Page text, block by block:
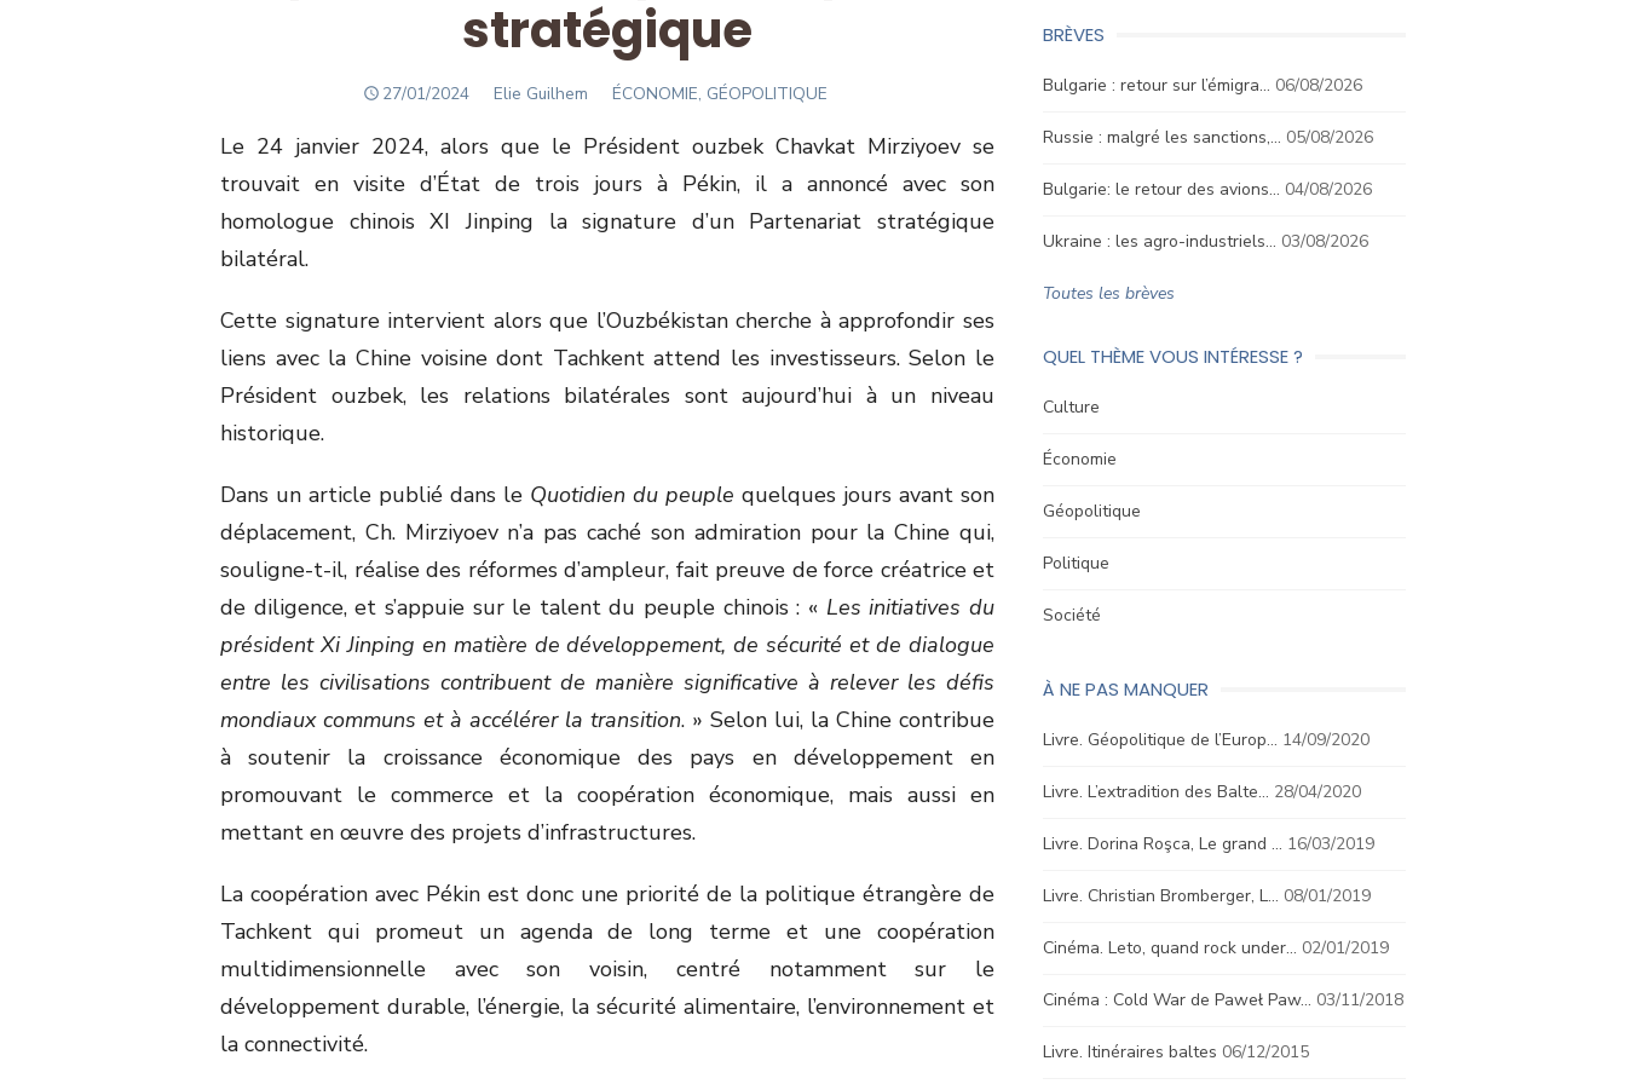
stratégique
POSTED
27/01/2024 Author
Elie Guilhem ÉCONOMIE, GÉOPOLITIQUE
Le 24 janvier 2024, alors que le Président ouzbek Chavkat Mirziyoev se
trouvait en visite d’État de trois jours à Pékin, il a annoncé avec son
homologue chinois XI Jinping la signature d’un Partenariat stratégique
bilatéral.
Cette signature intervient alors que l’Ouzbékistan cherche à approfondir ses
liens avec la Chine voisine dont Tachkent attend les investisseurs. Selon le
Président ouzbek, les relations bilatérales sont aujourd’hui à un niveau
historique.
Dans un article publié dans le Quotidien du peuple quelques jours avant son
déplacement, Ch. Mirziyoev n’a pas caché son admiration pour la Chine qui,
souligne-t-il, réalise des réformes d’ampleur, fait preuve de force créatrice et
de diligence, et s’appuie sur le talent du peuple chinois : « Les initiatives du
président Xi Jinping en matière de développement, de sécurité et de dialogue
entre les civilisations contribuent de manière significative à relever les défis
mondiaux communs et à accélérer la transition. » Selon lui, la Chine contribue
à soutenir la croissance économique des pays en développement en
promouvant le commerce et la coopération économique, mais aussi en
mettant en œuvre des projets d’infrastructures.
La coopération avec Pékin est donc une priorité de la politique étrangère de
Tachkent qui promeut un agenda de long terme et une coopération
multidimensionnelle avec son voisin, centré notamment sur le
développement durable, l’énergie, la sécurité alimentaire, l’environnement et
la connectivité.
BRÈVES
Bulgarie : retour sur l’émigra… 06/08/2026
Russie : malgré les sanctions,… 05/08/2026
Bulgarie: le retour des avions… 04/08/2026
Ukraine : les agro-industriels… 03/08/2026
Toutes les brèves
QUEL THÈME VOUS INTÉRESSE ?
Culture
Économie
Géopolitique
Politique
Société
À NE PAS MANQUER
Livre. Géopolitique de l’Europ… 14/09/2020
Livre. L’extradition des Balte… 28/04/2020
Livre. Dorina Roşca, Le grand … 16/03/2019
Livre. Christian Bromberger, L… 08/01/2019
Cinéma. Leto, quand rock under… 02/01/2019
Cinéma : Cold War de Paweł Paw… 03/11/2018
Livre. Itinéraires baltes 06/12/2015